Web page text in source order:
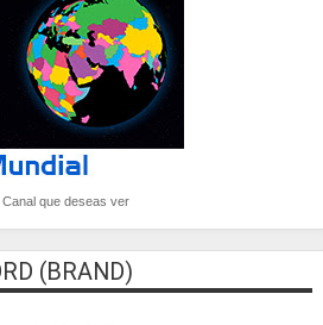
Canal que deseas ver
(BRAND)